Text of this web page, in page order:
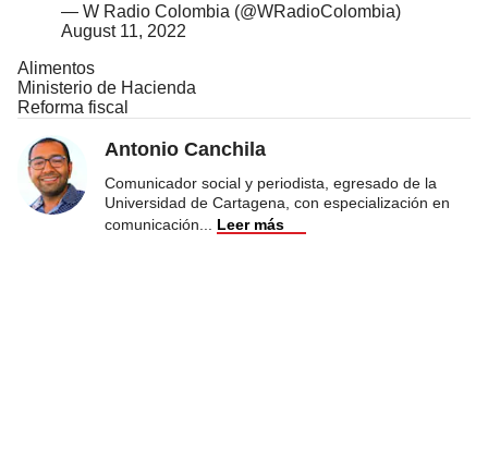
— W Radio Colombia (@WRadioColombia)
August 11, 2022
Alimentos
Ministerio de Hacienda
Reforma fiscal
Antonio Canchila
Comunicador social y periodista, egresado de la
Universidad de Cartagena, con especialización en
comunicación
Leer más